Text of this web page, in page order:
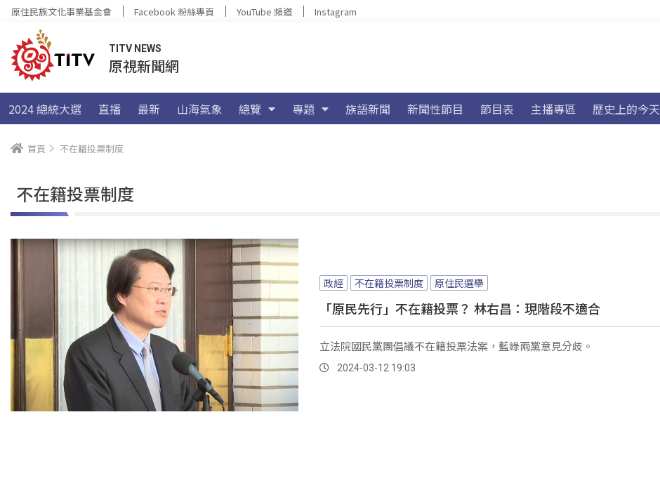
原住民族文化事業基金會 Facebook 粉絲專頁 YouTube 頻道 Instagram
TITV NEWS
原視新聞網
2024 總統大選 直播 最新 山海氣象 總覽 專題 族語新聞 新聞性節目 節目表 主播專區 歷史上的今天
首頁 不在籍投票制度
不在籍投票制度
政經 不在籍投票制度 原住民選舉
「原民先行」不在籍投票？ 林右昌：現階段不適合
立法院國民黨團倡議不在籍投票法案，藍綠兩黨意見分歧。
2024-03-12 19:03